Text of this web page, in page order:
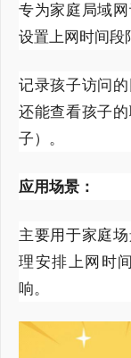
专为家庭局域
设置上网时间段
记录孩子访问
还能查看孩子
子）。
应用场景：
主要用于家庭
理安排上网时
响。